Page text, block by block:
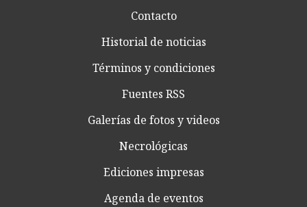
Contacto
Historial de noticias
Términos y condiciones
Fuentes RSS
Galerías de fotos y videos
Necrológicas
Ediciones impresas
Agenda de eventos